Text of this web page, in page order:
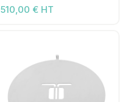
510,00 € HT